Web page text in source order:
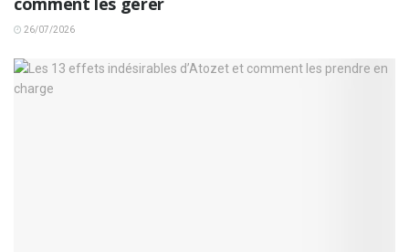
26/07/2026